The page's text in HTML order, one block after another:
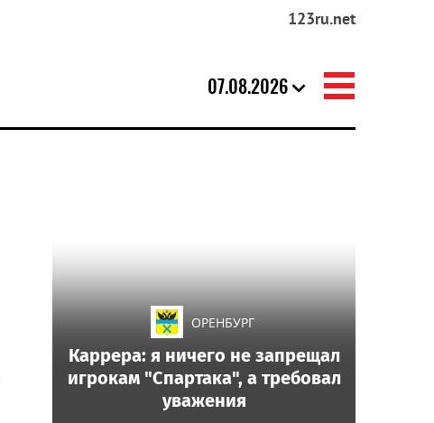
123ru.net
07.08.2026
ОРЕНБУРГ
Каррера: я ничего не запрещал
игрокам "Спартака", а требовал
уважения